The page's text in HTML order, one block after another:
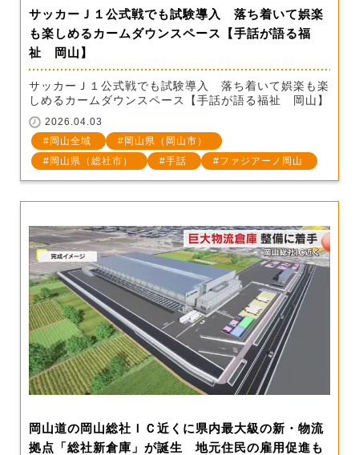
サッカーＪ１公式戦でも試験導入 落ち着いて娯楽
も楽しめるカームダウンスペース【手話が語る福
祉 岡山】
サッカーＪ１公式戦でも試験導入 落ち着いて娯楽も楽
しめるカームダウンスペース【手話が語る福祉 岡山】
2026.04.03
岡山全域
岡山県（岡山市）
岡山県（総社市）
手話 ファジアーノ岡山
岡山道の岡山総社ＩＣ近くに県内最大級の新・物流
拠点「総社新倉庫」が誕生 地元住民の雇用促進も